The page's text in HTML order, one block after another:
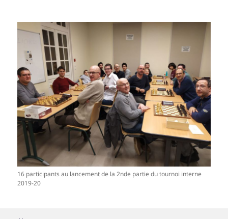
16 participants au lancement de la 2nde partie du tournoi interne
2019-20